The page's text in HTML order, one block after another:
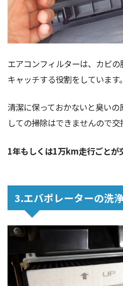
エアコンフィルターは、カビ
キャッチする役割をしています。
清潔に保っておかないと臭い
しての掃除はできませんので交
1年もしくは1万km走行ごとが
3.エバポレーターの洗